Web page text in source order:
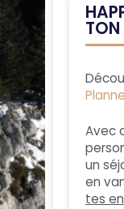
TON
Avec
un
en
tes